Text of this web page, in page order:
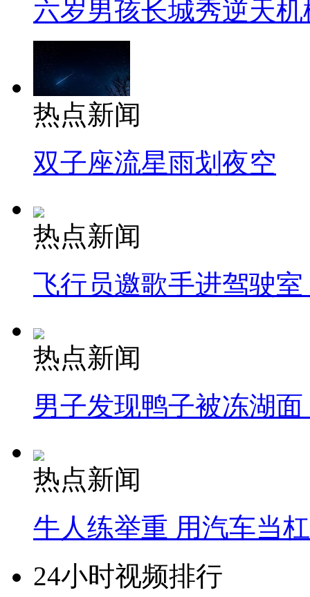
六岁男孩长城秀逆天机
热点新闻
双子座流星雨划夜空
热点新闻
飞行员邀歌手进驾驶
热点新闻
男子发现鸭子被冻湖
热点新闻
牛人练举重 用汽车当
24小时视频排行